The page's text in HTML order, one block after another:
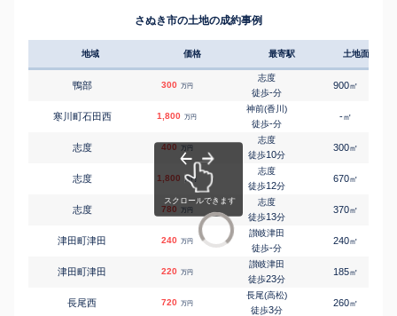
さぬき市の土地の成約事例
地域 価格 最寄駅 土地面積
鴨部 300 万円
志度
徒歩-分
900㎡
寒川町石田西 1,800 万円
神前(香川)
徒歩-分
-㎡
志度 400 万円
志度
徒歩10分
300㎡
志度 1,800 万円
志度
徒歩12分
670㎡
志度 780 万円
志度
徒歩13分
370㎡
津田町津田 240 万円
讃岐津田
徒歩-分
240㎡
津田町津田 220 万円
讃岐津田
徒歩23分
185㎡
長尾西 720 万円
長尾(高松)
徒歩3分
260㎡